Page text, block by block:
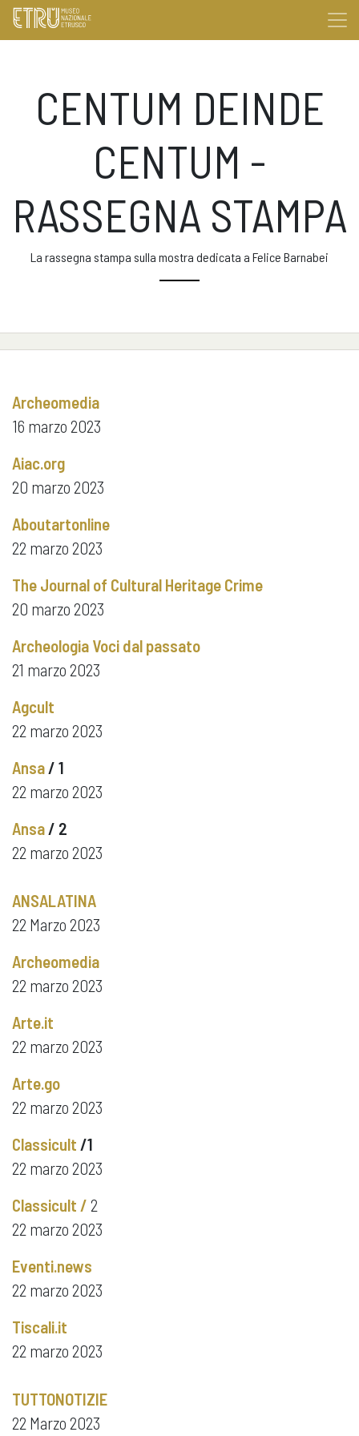
CENTUM DEINDE
CENTUM -
RASSEGNA STAMPA
La rassegna stampa sulla mostra dedicata a Felice Barnabei
Archeomedia
16 marzo 2023
Aiac.org
20 marzo 2023
Aboutartonline
22 marzo 2023
The Journal of Cultural Heritage Crime
20 marzo 2023
Archeologia Voci dal passato
21 marzo 2023
Agcult
22 marzo 2023
Ansa / 1
22 marzo 2023
Ansa / 2
22 marzo 2023
ANSALATINA
22 Marzo 2023
Archeomedia
22 marzo 2023
Arte.it
22 marzo 2023
Arte.go
22 marzo 2023
Classicult /1
22 marzo 2023
Classicult / 2
22 marzo 2023
Eventi.news
22 marzo 2023
Tiscali.it
22 marzo 2023
TUTTONOTIZIE
22 Marzo 2023